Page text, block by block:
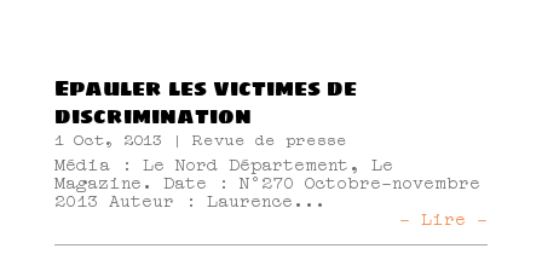
Epauler les victimes de
discrimination
1 Oct, 2013 | Revue de presse
Média : Le Nord Département, Le
Magazine. Date : N°270 Octobre-novembre
2013 Auteur : Laurence...
- Lire -